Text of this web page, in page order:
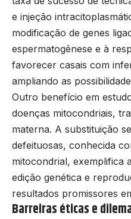
e injeção
modificação de genes
espermatogênese e à
favorecer casais com
ampliando as
Outro benefício em
doenças mitocondriais,
materna. A substituição
defeituosas, conhecida
mitocondrial, exemplifica
edição genética e
resultados promissores
Barreiras éticas e